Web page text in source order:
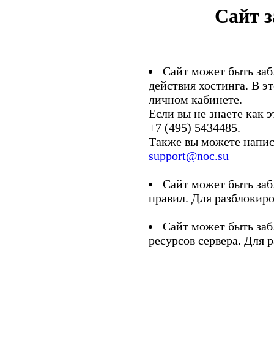
Сайт
Сайт может быть
действия хостинга. В
личном кабинете.
Если вы не знаете как
+7 (495) 5434485.
Также вы можете
support@noc.su
Сайт может быть
правил. Для
Сайт может быть
ресурсов сервера. Для